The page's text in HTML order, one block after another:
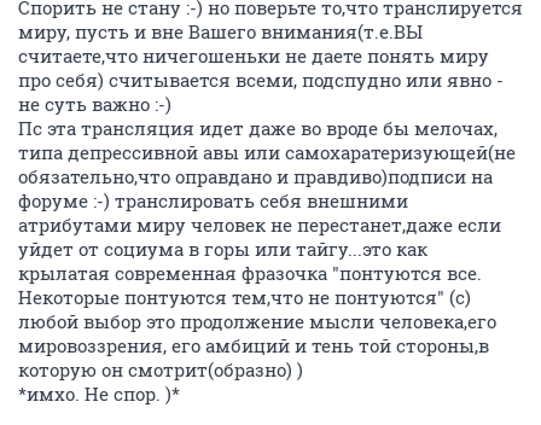
Спорить не стану :-) но поверьте то,что транслируется
миру, пусть и вне Вашего внимания(т.е.ВЫ
считаете,что ничегошеньки не даете понять миру
про себя) считывается всеми, подспудно или явно -
не суть важно :-)
Пс эта трансляция идет даже во вроде бы мелочах,
типа депрессивной авы или самохаратеризующей(не
обязательно,что оправдано и правдиво)подписи на
форуме :-) транслировать себя внешними
атрибутами миру человек не перестанет,даже если
уйдет от социума в горы или тайгу...это как
крылатая современная фразочка "понтуются все.
Некоторые понтуются тем,что не понтуются" (с)
любой выбор это продолжение мысли человека,его
мировоззрения, его амбиций и тень той стороны,в
которую он смотрит(образно) )
*имхо. Не спор. )*